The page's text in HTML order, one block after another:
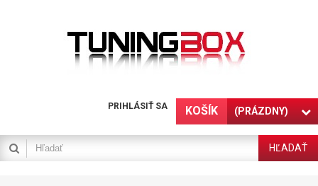
KOŠÍK (PRÁZDNY)
PRIHLÁSIŤ SA
HĽADAŤ